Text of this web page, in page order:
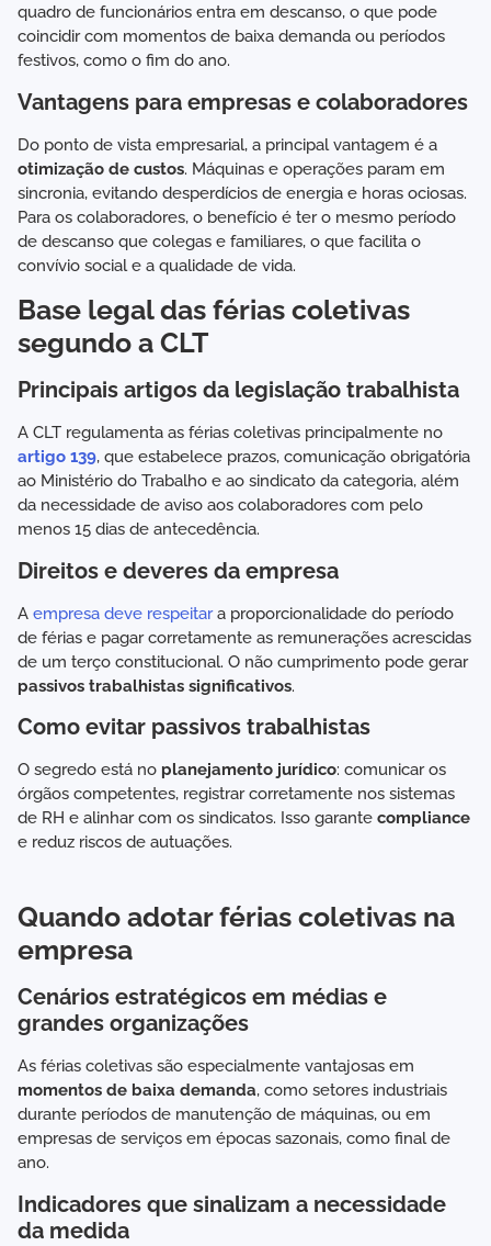
quadro de funcionários entra em descanso, o que pode
coincidir com momentos de baixa demanda ou períodos
festivos, como o fim do ano.
Vantagens para empresas e colaboradores
Do ponto de vista empresarial, a principal vantagem é a
otimização de custos. Máquinas e operações param em
sincronia, evitando desperdícios de energia e horas ociosas.
Para os colaboradores, o benefício é ter o mesmo período
de descanso que colegas e familiares, o que facilita o
convívio social e a qualidade de vida.
Base legal das férias coletivas
segundo a CLT
Principais artigos da legislação trabalhista
A CLT regulamenta as férias coletivas principalmente no
artigo 139, que estabelece prazos, comunicação obrigatória
ao Ministério do Trabalho e ao sindicato da categoria, além
da necessidade de aviso aos colaboradores com pelo
menos 15 dias de antecedência.
Direitos e deveres da empresa
A empresa deve respeitara proporcionalidade do período
de férias e pagar corretamente as remunerações acrescidas
de um terço constitucional. O não cumprimento pode gerar
passivos trabalhistas significativos.
Como evitar passivos trabalhistas
O segredo está no planejamento jurídico: comunicar os
órgãos competentes, registrar corretamente nos sistemas
de RH e alinhar com os sindicatos. Isso garante compliance
e reduz riscos de autuações.
Quando adotar férias coletivas na
empresa
Cenários estratégicos em médias e
grandes organizações
As férias coletivas são especialmente vantajosas em
momentos de baixa demanda, como setores industriais
durante períodos de manutenção de máquinas, ou em
empresas de serviços em épocas sazonais, como final de
ano.
Indicadores que sinalizam a necessidade
da medida